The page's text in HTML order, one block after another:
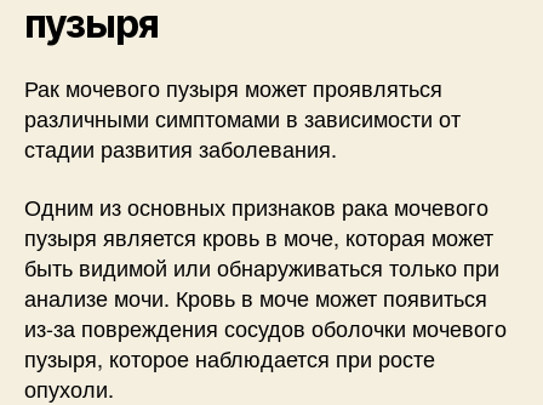
пузыря
Рак мочевого пузыря может проявляться
различными симптомами в зависимости от
стадии развития заболевания.
Одним из основных признаков рака мочевого
пузыря является кровь в моче, которая может
быть видимой или обнаруживаться только при
анализе мочи. Кровь в моче может появиться
из-за повреждения сосудов оболочки мочевого
пузыря, которое наблюдается при росте
опухоли.